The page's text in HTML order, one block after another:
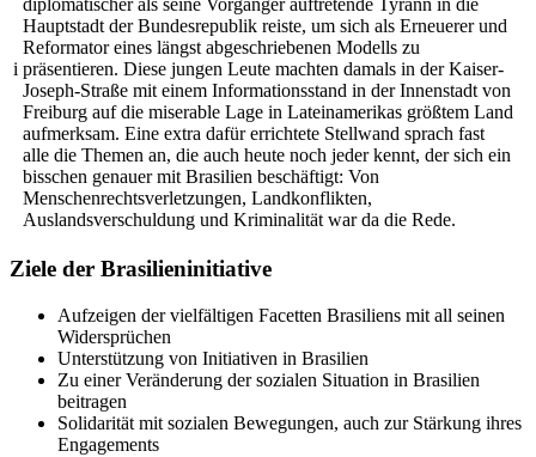
i
Hauptstadt der Bundesrepublik reiste, um sich als Erneuerer und
Reformator eines längst abgeschriebenen Modells zu
präsentieren. Diese jungen Leute machten damals in der Kaiser-
Joseph-Straße mit einem Informationsstand in der Innenstadt von
Freiburg auf die miserable Lage in Lateinamerikas größtem Land
aufmerksam. Eine extra dafür errichtete Stellwand sprach fast
alle die Themen an, die auch heute noch jeder kennt, der sich ein
bisschen genauer mit Brasilien beschäftigt: Von
Menschenrechtsverletzungen, Landkonflikten,
Auslandsverschuldung und Kriminalität war da die Rede.
Ziele der Brasilieninitiative
Aufzeigen der vielfältigen Facetten Brasiliens mit all seinen
Widersprüchen
Unterstützung von Initiativen in Brasilien
Zu einer Veränderung der sozialen Situation in Brasilien
beitragen
Solidarität mit sozialen Bewegungen, auch zur Stärkung ihres
Engagements